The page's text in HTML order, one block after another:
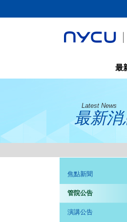
最
Latest News
最新消
焦點新聞
管院公告
演講公告